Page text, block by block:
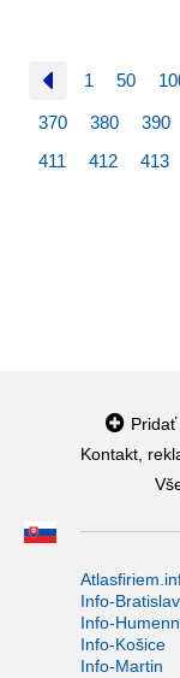
1 50
370 380 390
411
412 413
Pridať
Kontakt,
Info-
Info-
Info-Košice
Info-Martin